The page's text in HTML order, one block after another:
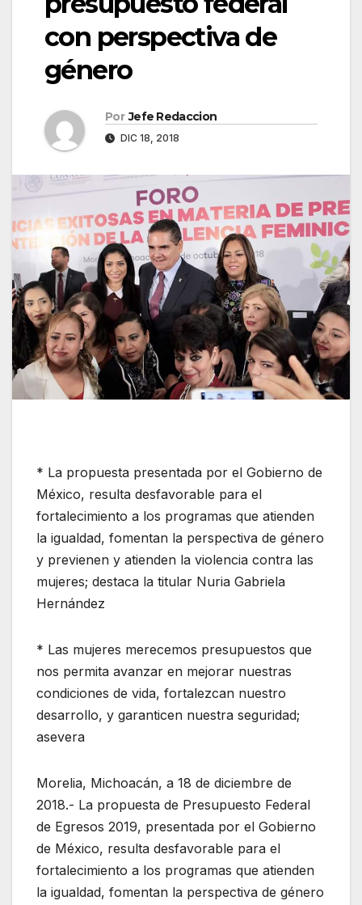
con perspectiva de
género
Por Jefe Redaccion
DIC 18, 2018
* La propuesta presentada por el Gobierno de
México, resulta desfavorable para el
fortalecimiento a los programas que atienden
la igualdad, fomentan la perspectiva de género
y previenen y atienden la violencia contra las
mujeres; destaca la titular Nuria Gabriela
Hernández
* Las mujeres merecemos presupuestos que
nos permita avanzar en mejorar nuestras
condiciones de vida, fortalezcan nuestro
desarrollo, y garanticen nuestra seguridad;
asevera
Morelia, Michoacán, a 18 de diciembre de
2018.- La propuesta de Presupuesto Federal
de Egresos 2019, presentada por el Gobierno
de México, resulta desfavorable para el
fortalecimiento a los programas que atienden
la igualdad, fomentan la perspectiva de género